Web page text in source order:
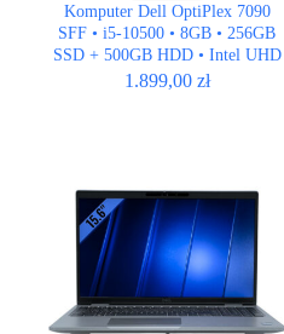
Komputer Dell OptiPlex 7090
SFF • i5-10500 • 8GB • 256GB
SSD + 500GB HDD • Intel UHD
630
1.899,00 zł